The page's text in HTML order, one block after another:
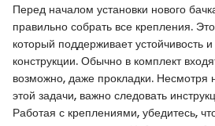
Перед началом установки нового
правильно собрать все крепления.
который поддерживает устойчивость
конструкции. Обычно в комплект
возможно, даже прокладки. Несмотря
этой задачи, важно следовать
Работая с креплениями, убедитесь,